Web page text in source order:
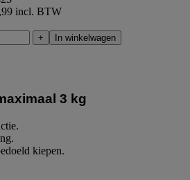
incl. BTW
+ In winkelwagen
3 kg
kiepen.